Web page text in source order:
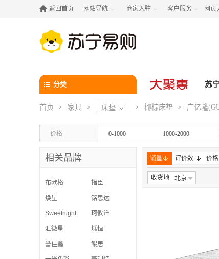
 返回首页 网站导航  商家入驻  客户服务  网页
分类 苏
首页 > 家具 > 床垫 > 椰棕床垫 > 广亿隆
价格 0-1000 1000-2000
销量 评价数 价格
收货地 北京
相关品牌
布欧格 指臣
焕星 铭思达
Sweetnight 珂攸洋
汇微星 烁恒
誉佳鑫 鲲居